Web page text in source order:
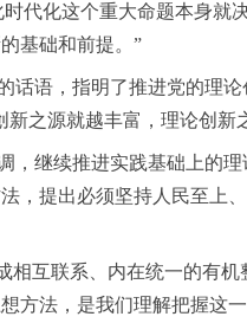
化这个重大命题本身就
基础和前提。”
语，指明了推进党的理论
新之源就越丰富，理论创新
继续推进实践基础上的理
，提出必须坚持人民至上
互联系、内在统一的有机
方法，是我们理解把握这